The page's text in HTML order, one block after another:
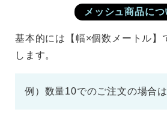
メッシュ商品につ
基本的には【幅×個数メートル】
します。
例）数量10でのご注文の場合